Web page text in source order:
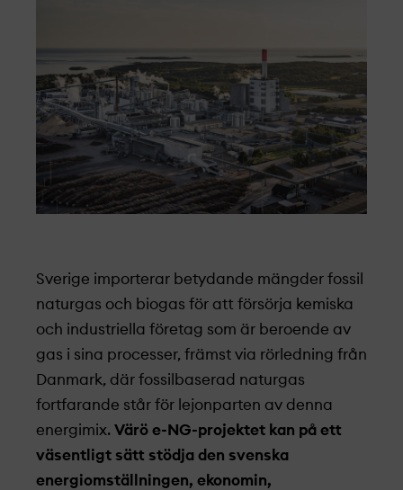
Sverige importerar betydande mängder fossil
naturgas och biogas för att försörja kemiska
och industriella företag som är beroende av
gas i sina processer, främst via rörledning från
Danmark, där fossilbaserad naturgas
fortfarande står för lejonparten av denna
energimix. Värö e-NG-projekt­et kan på ett
väsentligt sätt stödja den svenska
energiomställningen, ekonomin,